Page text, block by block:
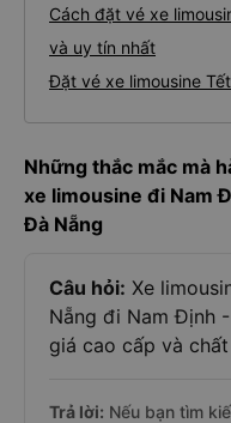
Cách đặt vé xe
và uy tín nhất
Đặt vé xe limousine
Những thắc mắc mà
xe limousine đi Nam
Đà Nẵng
Câu hỏi: Xe
Nẵng đi Nam Định
giá cao cấp và
Trả lời: Nếu bạn tìm